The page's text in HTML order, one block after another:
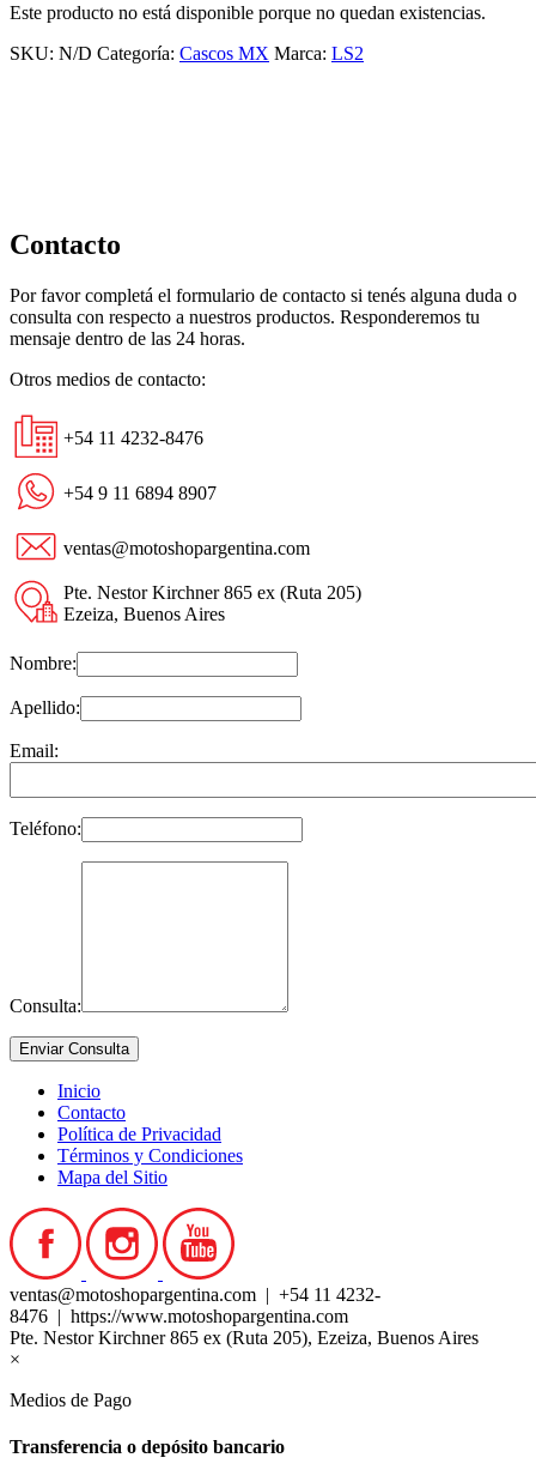
Este producto no está disponible porque no quedan existencias.
SKU: N/D Categoría: Cascos MX Marca: LS2
Contacto
Por favor completá el formulario de contacto si tenés alguna duda o
consulta con respecto a nuestros productos. Responderemos tu
mensaje dentro de las 24 horas.
Otros medios de contacto:
+54 11 4232-8476
+54 9 11 6894 8907
ventas@motoshopargentina.com
Pte. Nestor Kirchner 865 ex (Ruta 205)
Ezeiza, Buenos Aires
Nombre:
Apellido:
Email:
Teléfono:
Consulta:
Inicio
Contacto
Política de Privacidad
Términos y Condiciones
Mapa del Sitio
ventas@motoshopargentina.com | +54 11 4232-
8476 | https://www.motoshopargentina.com
Pte. Nestor Kirchner 865 ex (Ruta 205), Ezeiza, Buenos Aires
×
Medios de Pago
Transferencia o depósito bancario